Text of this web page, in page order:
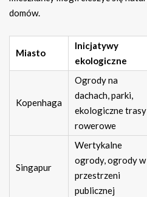
domów.
Miasto
Inicjatywy
ekologiczne
Kopenhaga
Ogrody na
dachach, parki,
ekologiczne trasy
rowerowe
Singapur
Wertykalne
ogrody, ogrody w
przestrzeni
publicznej